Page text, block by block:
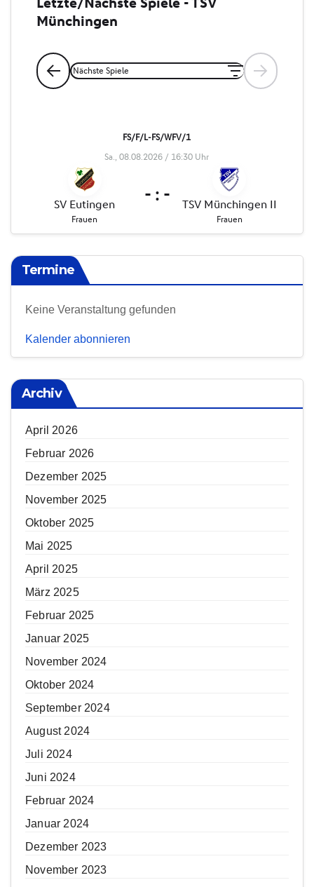
Termine
Keine Veranstaltung gefunden
Kalender abonnieren
Archiv
April 2026
Februar 2026
Dezember 2025
November 2025
Oktober 2025
Mai 2025
April 2025
März 2025
Februar 2025
Januar 2025
November 2024
Oktober 2024
September 2024
August 2024
Juli 2024
Juni 2024
Februar 2024
Januar 2024
Dezember 2023
November 2023